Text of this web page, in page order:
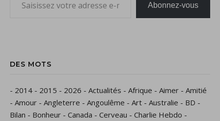
Abonnez-vous
DES MOTS
- 2014 - 2015 - 2026 - Actualités - Afrique - Aimer - Amitié
- Amour - Angleterre - Angoulême - Art - Australie - BD -
Bilan - Bonheur - Canada - Cerveau - Charlie Hebdo -